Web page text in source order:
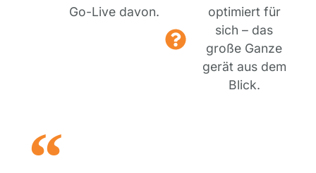
Go-Live davon.
optimiert für
sich – das
große Ganze
gerät aus dem
Blick.